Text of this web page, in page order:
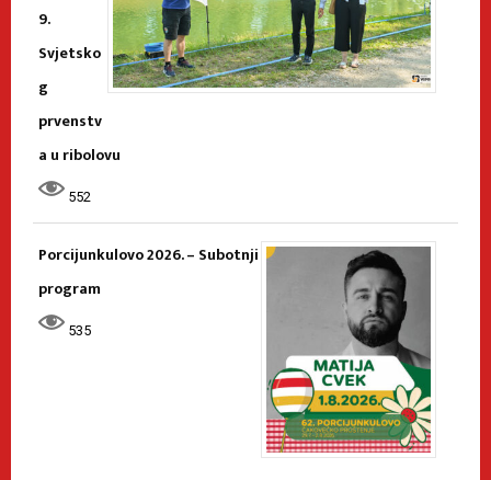
9.
Svjetsko
g
prvenstv
a u ribolovu
552
Porcijunkulovo 2026. – Subotnji
program
535